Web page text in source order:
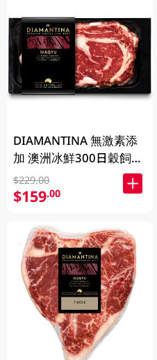
DIAMANTINA 無激素添
加 澳洲冰鮮300日穀飼和
牛肉眼扒SB4+ 200克
$229.00
$159.00